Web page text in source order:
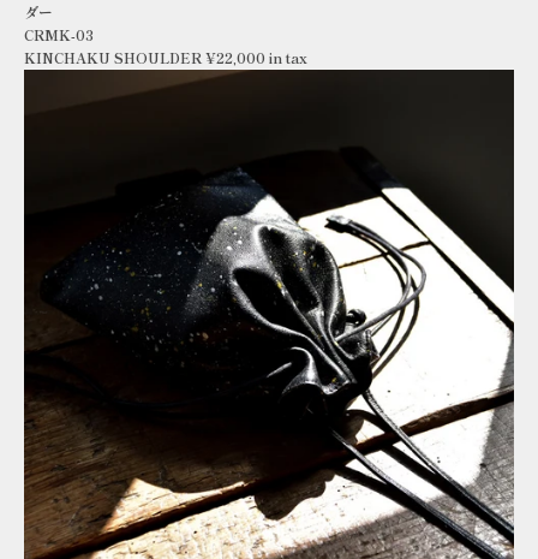
ダー
CRMK-03
KINCHAKU SHOULDER ¥22,000 in tax